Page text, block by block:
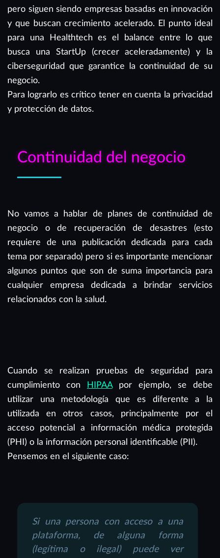
pero siguen siendo empresas basadas en innovación
y que buscan crecimiento acelerado. El punto ideal
para una Healthtech es el balance entre lo que
busca una StartUp (crecer aceleradamente) y la
ciberseguridad que garantice la continuidad de su
negocio.
Para lograrlo es crítico tener en cuenta la privacidad
y protección de datos.
Continuidad del negocio
No vamos a hablar de planes de continuidad de
negocio o de recuperación de desastres (esto
requiere de una publicación dedicada para cada
tema por separado) pero si es importante mencionar
algunos puntos que son de suma importancia para
cualquier empresa dedicada a brindar servicios
relacionados con la salud.
Cuando se realizan pruebas de seguridad para
cumplimiento con
HIPAApor ejemplo, se debe
utilizar una metodología que es diferente a la
utilizada en otros casos, principalmente por el
acceso potencial a información médica protegida
(PHI) o la información personal identificable (PII).
Pensemos en el siguiente caso:
Si una persona con acceso a una
plataforma, de alguna forma
(legítima o ilegal) puede ver